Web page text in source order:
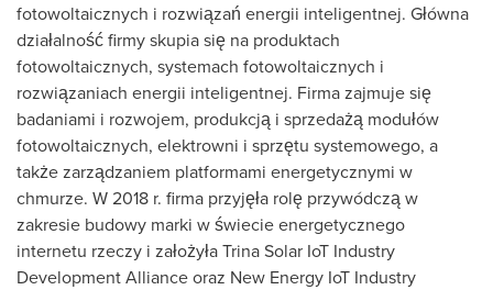
fotowoltaicznych i rozwiązań energii inteligentnej. Główna
działalność firmy skupia się na produktach
fotowoltaicznych, systemach fotowoltaicznych i
rozwiązaniach energii inteligentnej. Firma zajmuje się
badaniami i rozwojem, produkcją i sprzedażą modułów
fotowoltaicznych, elektrowni i sprzętu systemowego, a
także zarządzaniem platformami energetycznymi w
chmurze. W 2018 r. firma przyjęła rolę przywódczą w
zakresie budowy marki w świecie energetycznego
internetu rzeczy i założyła Trina Solar IoT Industry
Development Alliance oraz New Energy IoT Industry